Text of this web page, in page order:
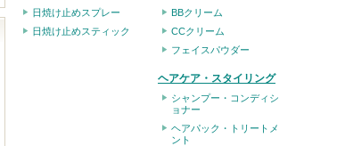
日焼け止めスプレー
日焼け止めスティック
BBクリーム
CCクリーム
フェイスパウダー
ヘアケア・スタイリング
シャンプー・コンディシ
ョナー
ヘアパック・トリートメ
ント